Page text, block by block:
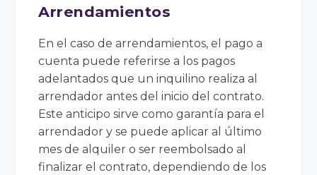
Arrendamientos
En el caso de arrendamientos, el pago a
cuenta puede referirse a los pagos
adelantados que un inquilino realiza al
arrendador antes del inicio del contrato.
Este anticipo sirve como garantía para el
arrendador y se puede aplicar al último
mes de alquiler o ser reembolsado al
finalizar el contrato, dependiendo de los